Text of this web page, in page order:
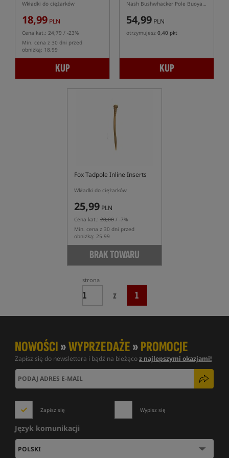
Wkładki do ciężarków
18,99 PLN
Cena kat.: 24,79 / -23%
Min. cena z 30 dni przed
obniżką: 18.99
KUP
Nash Bushwhacker Pole Buoyancy Bungs – Wkładki Wypornościowe do Tyczki Zanętowej
54,99 PLN
otrzymujesz 0,40 pkt
KUP
Fox Tadpole Inline Inserts
Wkładki do ciężarków
25,99 PLN
Cena kat.: 28,00 / -7%
Min. cena z 30 dni przed
obniżką: 25.99
BRAK TOWARU
strona
z 1
NOWOŚCI»WYPRZEDAŻE»PROMOCJE
Zapisz się do newslettera i bądź na bieżącoz najlepszymi okazjami!
Zapisz się Wypisz się
Język komunikacji